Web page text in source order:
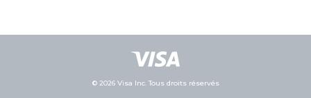
© 2026 Visa Inc. Tous droits réservés